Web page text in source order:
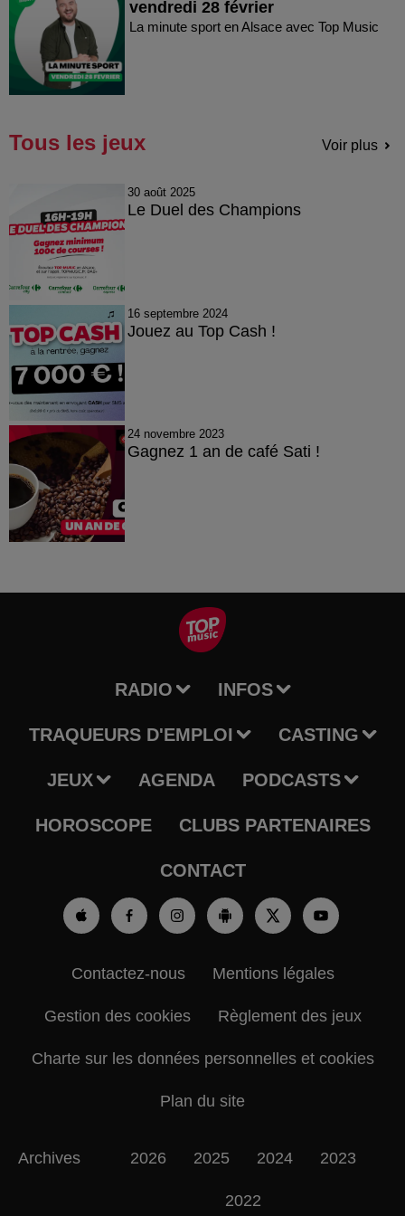
vendredi 28 février
La minute sport en Alsace avec Top Music
Tous les jeux Voir plus
30 août 2025
Le Duel des Champions
16 septembre 2024
Jouez au Top Cash !
24 novembre 2023
Gagnez 1 an de café Sati !
RADIO INFOS
TRAQUEURS D'EMPLOI CASTING
JEUX AGENDA PODCASTS
HOROSCOPE CLUBS PARTENAIRES
CONTACT
Contactez-nous Mentions légales
Gestion des cookies Règlement des jeux
Charte sur les données personnelles et cookies
Plan du site
Archives 2026 2025 2024 2023
2022